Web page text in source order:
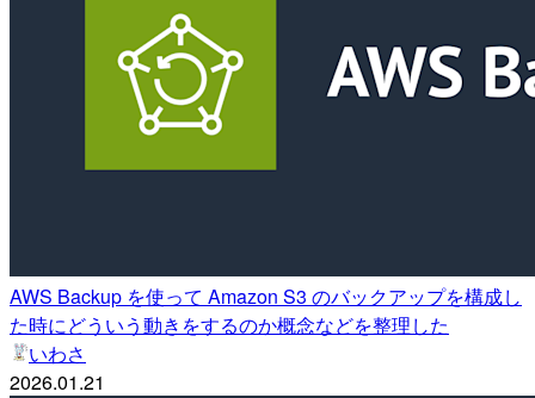
AWS Backup を使って Amazon S3 のバックアップを構成し
た時にどういう動きをするのか概念などを整理した
いわさ
2026.01.21